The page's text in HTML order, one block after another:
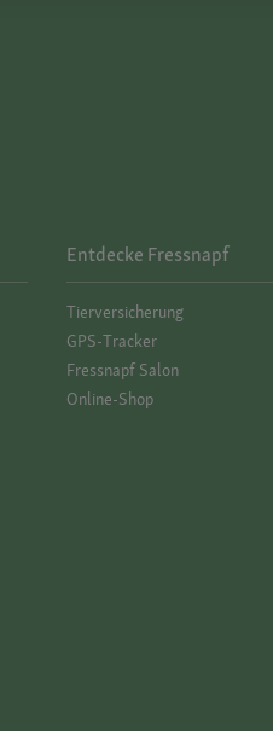
Entdecke Fressnapf
Tierversicherung
GPS-Tracker
Fressnapf Salon
Online-Shop